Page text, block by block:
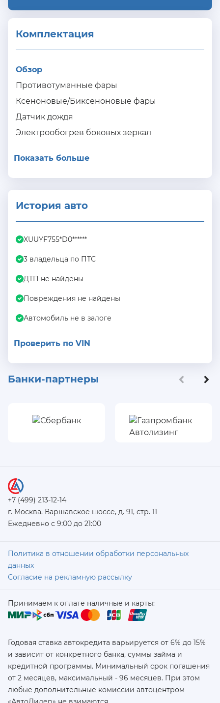
Комплектация
Обзор
Противотуманные фары
Ксеноновые/Биксеноновые фары
Датчик дождя
Электрообогрев боковых зеркал
Показать больше
История авто
XUUYF755*D0******
3 владельца по ПТС
ДТП не найдены
Повреждения не найдены
Автомобиль не в залоге
Проверить по VIN
Банки-партнеры
+7 (499) 213-12-14
г. Москва, Варшавское шоссе, д. 91, стр. 11
Ежедневно с 9:00 до 21:00
Политика в отношении обработки персональных
данных
Согласие на рекламную рассылку
Принимаем к оплате наличные и карты:
Годовая ставка автокредита варьируется от 6% до 15%
и зависит от конкретного банка, суммы займа и
кредитной программы. Минимальный срок погашения
от 2 месяцев, максимальный - 96 месяцев. При этом
любые дополнительные комиссии автоцентром